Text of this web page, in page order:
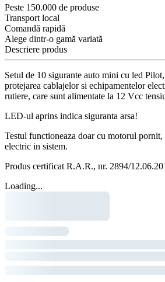
Peste 150.000 de produse
Transport local
Comandă rapidă
Alege dintr-o gamă variată
Descriere produs
Setul de 10 sigurante auto mini cu led
protejarea cablajelor si echipamentelor
rutiere, care sunt alimentate la 12 Vcc
LED-ul aprins indica siguranta arsa!
Testul functioneaza doar cu motorul pornit,
electric in sistem.
Produs certificat R.A.R., nr. 2894/
Loading...